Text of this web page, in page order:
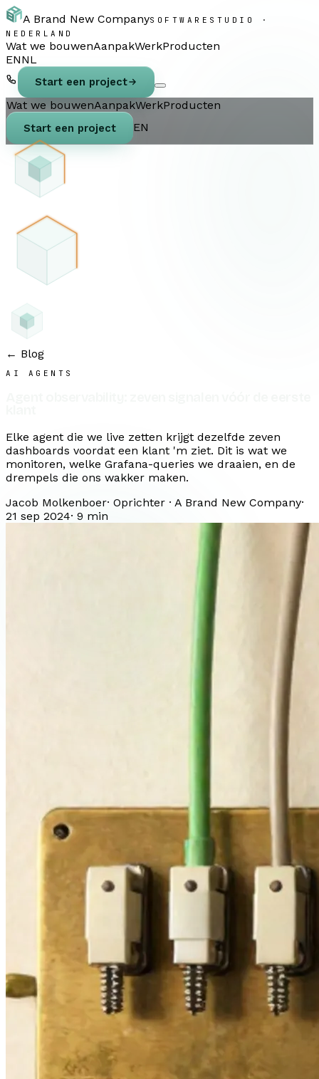
A Brand New CompanySOFTWARESTUDIO ·
NEDERLAND
Wat we bouwenAanpakWerkProducten
ENNL
Start een project
Wat we bouwenAanpakWerkProducten
Start een project EN
← Blog
AI AGENTS
Elke agent die we live zetten krijgt dezelfde zeven
dashboards voordat een klant 'm ziet. Dit is wat we
monitoren, welke Grafana-queries we draaien, en de
drempels die ons wakker maken.
Jacob Molkenboer· Oprichter · A Brand New Company·
21 sep 2024· 9 min